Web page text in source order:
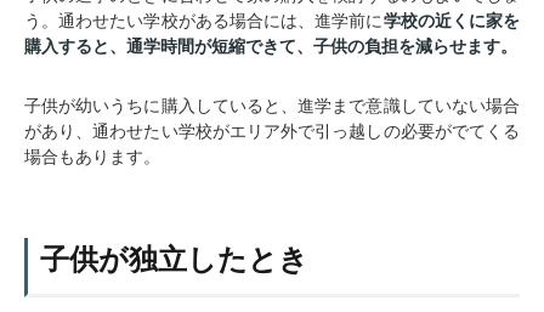
う。通わせたい学校がある場合には、進学前に学校の近くに家を
購入すると、通学時間が短縮できて、子供の負担を減らせます。
子供が幼いうちに購入していると、進学まで意識していない場合
があり、通わせたい学校がエリア外で引っ越しの必要がでてくる
場合もあります。
子供が独立したとき